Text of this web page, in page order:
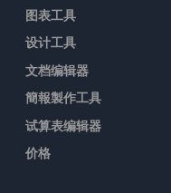
图表工具
设计工具
文档编辑器
簡報製作工具
试算表编辑器
价格